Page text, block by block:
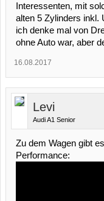
Interessenten, mit
alten 5 Zylinders inkl.
ich denke mal von
ohne Auto war, aber
16.08.2017
Levi
Audi A1 Senior
Zu dem Wagen gibt
Performance: